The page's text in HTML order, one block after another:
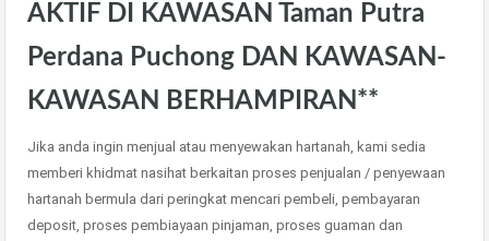
AKTIF DI KAWASAN Taman Putra
Perdana Puchong DAN KAWASAN-
KAWASAN BERHAMPIRAN**
Jika anda ingin menjual atau menyewakan hartanah, kami sedia
memberi khidmat nasihat berkaitan proses penjualan / penyewaan
hartanah bermula dari peringkat mencari pembeli, pembayaran
deposit, proses pembiayaan pinjaman, proses guaman dan